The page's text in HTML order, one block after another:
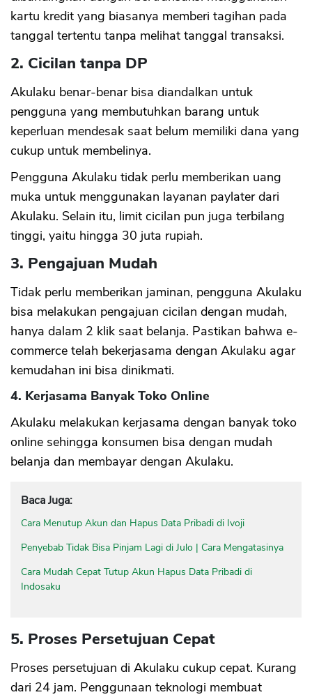
kartu kredit yang biasanya memberi tagihan pada
tanggal tertentu tanpa melihat tanggal transaksi.
2. Cicilan tanpa DP
Akulaku benar-benar bisa diandalkan untuk
pengguna yang membutuhkan barang untuk
keperluan mendesak saat belum memiliki dana yang
cukup untuk membelinya.
Pengguna Akulaku tidak perlu memberikan uang
muka untuk menggunakan layanan paylater dari
Akulaku. Selain itu, limit cicilan pun juga terbilang
tinggi, yaitu hingga 30 juta rupiah.
3. Pengajuan Mudah
Tidak perlu memberikan jaminan, pengguna Akulaku
bisa melakukan pengajuan cicilan dengan mudah,
hanya dalam 2 klik saat belanja. Pastikan bahwa e-
commerce telah bekerjasama dengan Akulaku agar
kemudahan ini bisa dinikmati.
4. Kerjasama Banyak Toko Online
Akulaku melakukan kerjasama dengan banyak toko
online sehingga konsumen bisa dengan mudah
belanja dan membayar dengan Akulaku.
Baca Juga:
Cara Menutup Akun dan Hapus Data Pribadi di Ivoji
Penyebab Tidak Bisa Pinjam Lagi di Julo | Cara Mengatasinya
Cara Mudah Cepat Tutup Akun Hapus Data Pribadi di
Indosaku
5. Proses Persetujuan Cepat
Proses persetujuan di Akulaku cukup cepat. Kurang
dari 24 jam. Penggunaan teknologi membuat